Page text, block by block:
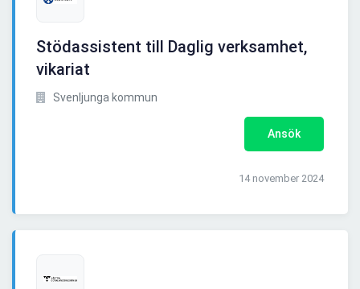
Stödassistent till Daglig verksamhet,
vikariat
Svenljunga kommun
Ansök
14 november 2024